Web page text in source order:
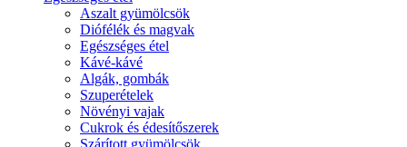
Aszalt gyümölcsök
Diófélék és magvak
Egészséges étel
Kávé-kávé
Algák, gombák
Szuperételek
Növényi vajak
Cukrok és édesítőszerek